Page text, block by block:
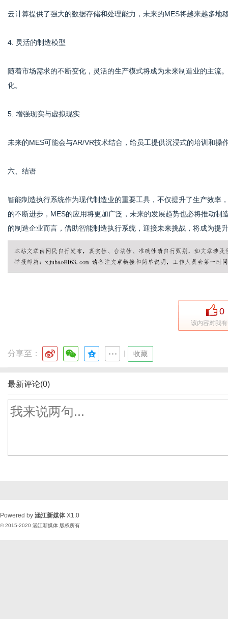
云计算提供了强大的数据存储和处理能力，未来的MES将越来越多地
4. 灵活的制造模型
随着市场需求的不断变化，灵活的生产模式将成为未来制造业的主流
化。
5. 增强现实与虚拟现实
未来的MES可能会与AR/VR技术结合，给员工提供沉浸式的培训和操
六、结语
智能制造执行系统作为现代制造业的重要工具，不仅提升了生产效率
的不断进步，MES的应用将更加广泛，未来的发展趋势也必将推动
的制造企业而言，借助智能制造执行系统，迎接未来挑战，将成为提
0
该内容对我
分享至： 收藏
最新评论(0)
Powered by 涵江新媒体 X1.0
© 2015-2020 涵江新媒体 版权所有